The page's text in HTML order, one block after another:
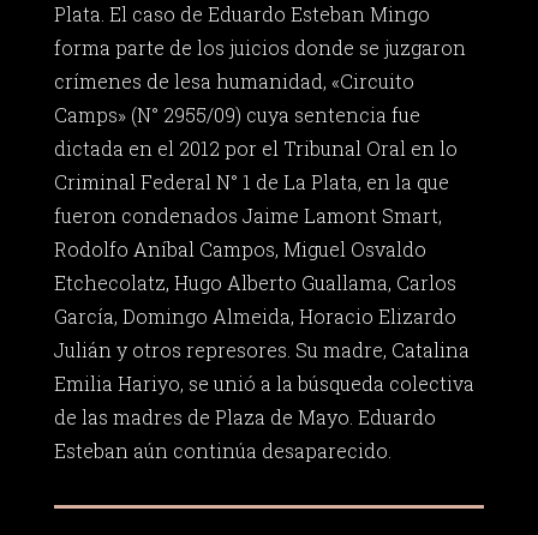
Plata. El caso de Eduardo Esteban Mingo
forma parte de los juicios donde se juzgaron
crímenes de lesa humanidad, «Circuito
Camps» (N° 2955/09) cuya sentencia fue
dictada en el 2012 por el Tribunal Oral en lo
Criminal Federal N° 1 de La Plata, en la que
fueron condenados Jaime Lamont Smart,
Rodolfo Aníbal Campos, Miguel Osvaldo
Etchecolatz, Hugo Alberto Guallama, Carlos
García, Domingo Almeida, Horacio Elizardo
Julián y otros represores. Su madre, Catalina
Emilia Hariyo, se unió a la búsqueda colectiva
de las madres de Plaza de Mayo. Eduardo
Esteban aún continúa desaparecido.